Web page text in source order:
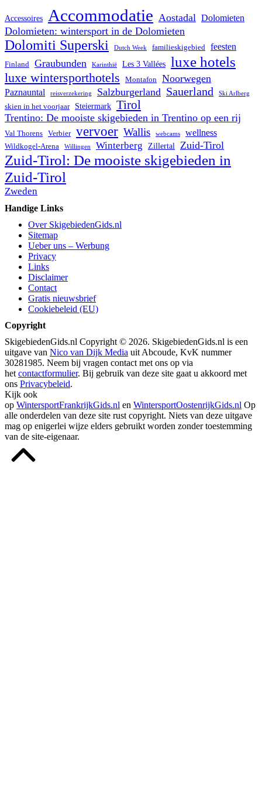
Accessoires Accommodatie Aostadal Dolomieten
Dolomieten: wintersport in de Dolomieten
Dolomiti Superski Dutch Week familieskigebied feesten
Finland Graubunden Karinthië Les 3 Vallées luxe hotels
luxe wintersporthotels Montafon Noorwegen
Paznauntal reisverzekering Salzburgerland Sauerland Ski Arlberg
skien in het voorjaar Steiermark Tirol
Trentino: De mooiste skigebieden in Trentino op een rij
Val Thorens Verbier vervoer Wallis webcams wellness
Wildkogel-Arena Willingen Winterberg Zillertal Zuid-Tirol
Zuid-Tirol: De mooiste skigebieden in
Zuid-Tirol
Zweden
Handige Links
Over SkigebiedenGids.nl
Sitemap
Ueber uns – Werbung
Privacy
Links
Disclaimer
Contact
Gratis nieuwsbrief
Cookiebeleid (EU)
Copyright
SkigebiedenGids.nl Copyright © 2026. SkigebiedenGids.nl is een
uitgave van Nico van Dijk Media uit Abcoude, KvK nummer
30281985. Neem bij vragen contact met ons op via
het contactformulier. Bij gebruik van deze site gaat u akkoord met
ons Privacybeleid.
Kijk ook
op WintersportFrankrijkGids.nl en WintersportOostenrijkGids.nl Op
alle onderdelen van deze site rust copyright. Niets van deze uitgave
mag op enigerlei wijze elders gebruikt worden zonder toestemming
van de site-eigenaar.
Terug